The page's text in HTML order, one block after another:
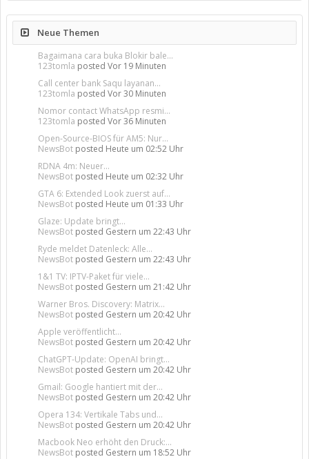
Neue Themen
Bagaimana cara buka Blokir bale...
123tomla posted Vor 19 Minuten
Call center bank Saqu layanan...
123tomla posted Vor 30 Minuten
Nomor contact WhatsApp resmi...
123tomla posted Vor 36 Minuten
Open-Source-BIOS für AM5: Nur...
NewsBot posted Heute um 02:52 Uhr
RDNA 4m: Neuer...
NewsBot posted Heute um 02:32 Uhr
GTA 6: Extended Look zuerst auf...
NewsBot posted Heute um 01:33 Uhr
Glaze: Update bringt...
NewsBot posted Gestern um 22:43 Uhr
Ryde meldet Datenleck: Alle...
NewsBot posted Gestern um 22:43 Uhr
1&1 TV: IPTV-Paket für viele...
NewsBot posted Gestern um 21:42 Uhr
Warner Bros. Discovery: Matrix...
NewsBot posted Gestern um 20:42 Uhr
Apple veröffentlicht...
NewsBot posted Gestern um 20:42 Uhr
ChatGPT-Update: OpenAI bringt...
NewsBot posted Gestern um 20:42 Uhr
Gmail: Google hantiert mit der...
NewsBot posted Gestern um 20:42 Uhr
Opera 134: Vertikale Tabs und...
NewsBot posted Gestern um 20:42 Uhr
Macbook Neo erhöht den Druck:...
NewsBot posted Gestern um 18:52 Uhr